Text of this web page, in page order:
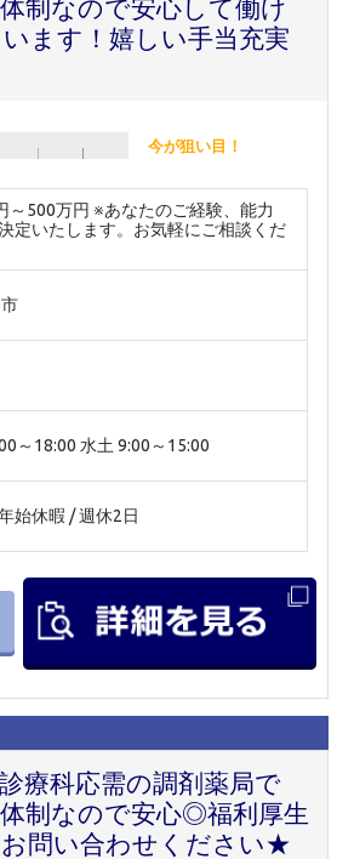
制なので安心して働け
ます！嬉しい手当充実
今が狙い目！
～500万円 ※あなたのご経験、能力
定いたします。お気軽にご相談くだ
～18:00 水土 9:00～15:00
始休暇 / 週休2日
療科応需の調剤薬局で
制なので安心◎福利厚生
問い合わせください★